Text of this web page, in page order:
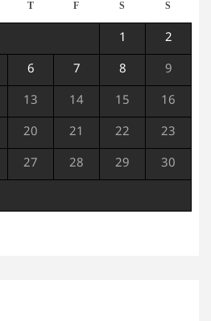
T F S S
1 2
6 7 8 9
13 14 15 16
20 21 22 23
27 28 29 30